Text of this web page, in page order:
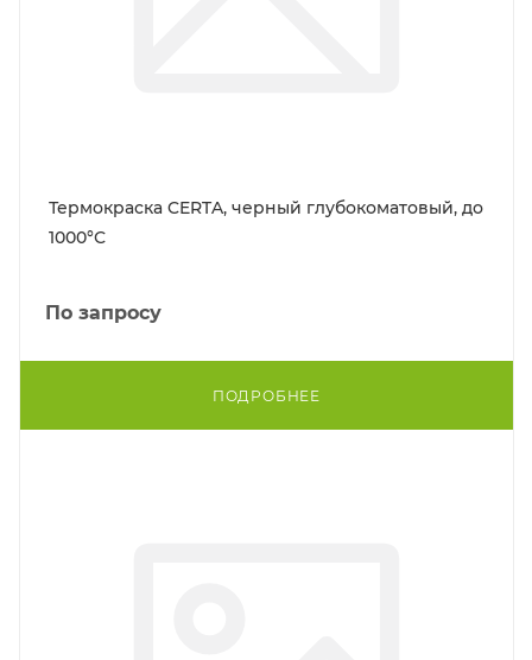
Термокраска CERTA, черный глубокоматовый, до
1000°С
По запросу
ПОДРОБНЕЕ